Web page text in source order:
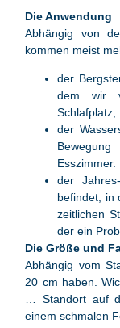
Die Anwendung
Abhängig von
kommen meist
der
dem wir
Schlafplatz,
der
Esszimmer.
der
befindet, in
zeitlichen
der ein
Die Größe und
Abhängig vom
20 cm haben.
… Standort auf
einem schmalen